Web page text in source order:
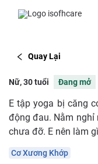
Quay Lại
Nữ, 30 tuổi Đang mở
E tập yoga bị căng
động đau. Nằm nghỉ
chưa đỡ. E nên làm
Cơ Xương Khớp